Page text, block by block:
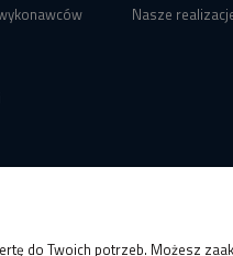
Nasze
do Twoich potrzeb. Możesz